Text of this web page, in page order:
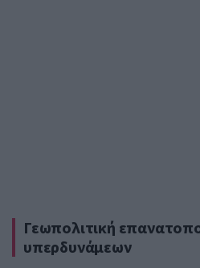
Γεωπολιτική
υπερδυνάμεων